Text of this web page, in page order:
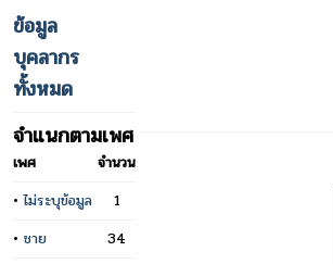
ข้อมูล
บุคลากร
ทั้งหมด
จำแนกตามเพศ
เพศ
จำนวน
•ไม่ระบุข้อมูล
1
• ชาย
34